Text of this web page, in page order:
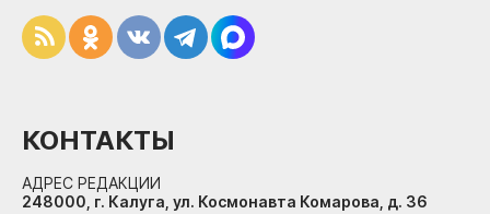
КОНТАКТЫ
АДРЕС РЕДАКЦИИ
248000, г. Калуга, ул. Космонавта Комарова, д. 36